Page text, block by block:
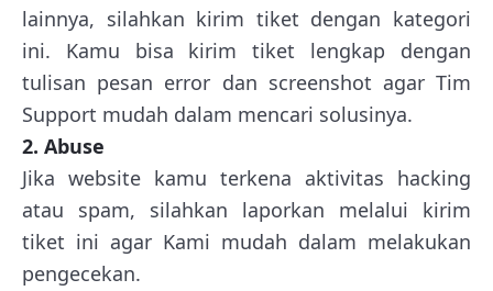
lainnya, silahkan kirim tiket dengan kategori
ini. Kamu bisa kirim tiket lengkap dengan
tulisan pesan error dan screenshot agar Tim
Support mudah dalam mencari solusinya.
2. Abuse
Jika website kamu terkena aktivitas hacking
atau spam, silahkan laporkan melalui kirim
tiket ini agar Kami mudah dalam melakukan
pengecekan.